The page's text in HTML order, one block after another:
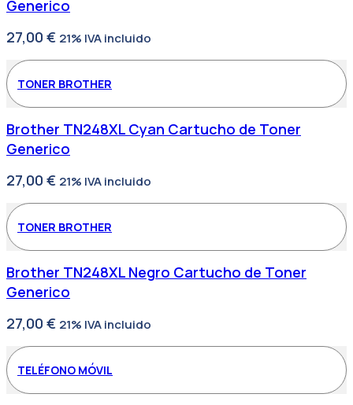
Generico
27,00 € 21% IVA incluido
TONER BROTHER
Brother TN248XL Cyan Cartucho de Toner
Generico
27,00 € 21% IVA incluido
TONER BROTHER
Brother TN248XL Negro Cartucho de Toner
Generico
27,00 € 21% IVA incluido
TELÉFONO MÓVIL